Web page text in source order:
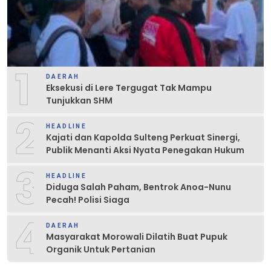
1 DAERAH
Eksekusi di Lere Tergugat Tak Mampu
Tunjukkan SHM
2 HEADLINE
Kajati dan Kapolda Sulteng Perkuat Sinergi,
Publik Menanti Aksi Nyata Penegakan Hukum
3 HEADLINE
Diduga Salah Paham, Bentrok Anoa-Nunu
Pecah! Polisi Siaga
4 DAERAH
Masyarakat Morowali Dilatih Buat Pupuk
Organik Untuk Pertanian